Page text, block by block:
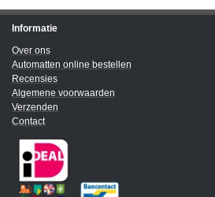
Informatie
Over ons
Automatten online bestellen
Recensies
Algemene voorwaarden
Verzenden
Contact